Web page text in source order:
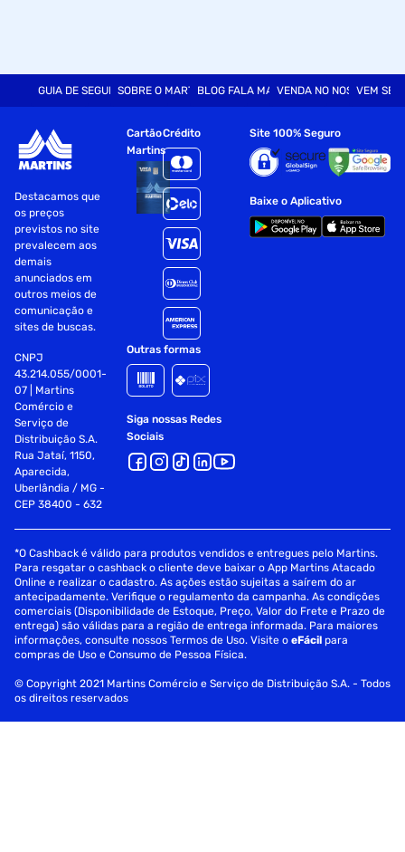
GUIA DE SEGURANÇASOBRE O MARTINSBLOG FALA MARTVENDA NO NOSSO SITE
VEM SER
Destacamos que
os preços
previstos no site
prevalecem aos
demais
anunciados em
outros meios de
comunicação e
sites de buscas.
CNPJ
43.214.055/0001-
07 | Martins
Comércio e
Serviço de
Distribuição S.A.
Rua Jataí, 1150,
Aparecida,
Uberlândia / MG -
CEP 38400 - 632
Cartão
Martins
Crédito
Outras formas
Siga nossas Redes
Sociais
Site 100% Seguro
Baixe o Aplicativo
*O Cashback é válido para produtos vendidos e entregues pelo Martins.
Para resgatar o cashback o cliente deve baixar o App Martins Atacado
Online e realizar o cadastro. As ações estão sujeitas a saírem do ar
antecipadamente. Verifique o regulamento da campanha. As condições
comerciais (Disponibilidade de Estoque, Preço, Valor do Frete e Prazo de
entrega) são válidas para a região de entrega informada. Para maiores
informações, consulte nossos Termos de Uso. Visite oeFácil para
compras de Uso e Consumo de Pessoa Física.
© Copyright 2021 Martins Comércio e Serviço de Distribuição S.A. - Todos
os direitos reservados